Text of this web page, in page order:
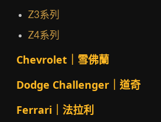
Z3系列
Z4系列
Chevrolet｜雪佛蘭
Dodge Challenger｜道奇
Ferrari｜法拉利